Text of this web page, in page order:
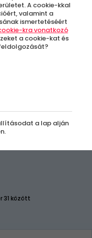
-17%
31 között
A cookie-kkal
valamint a
ismertetéséért
kra vonatkozó
a cookie-kat és
a lap alján